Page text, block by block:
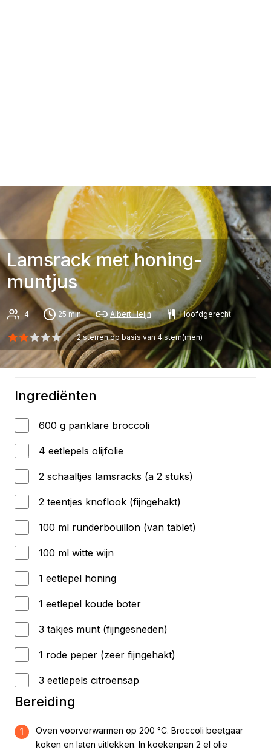
Lamsrack met honing-
muntjus
4 25 min Albert Heijn Hoofdgerecht
2sterren op basis van 4stem(men)
Ingrediënten
600 g panklare broccoli
4 eetlepels olijfolie
2 schaaltjes lamsracks (a 2 stuks)
2 teentjes knoflook (fijngehakt)
100 ml runderbouillon (van tablet)
100 ml witte wijn
1 eetlepel honing
1 eetlepel koude boter
3 takjes munt (fijngesneden)
1 rode peper (zeer fijngehakt)
3 eetlepels citroensap
Bereiding
1
Oven voorverwarmen op 200 °C. Broccoli beetgaar
koken en laten uitlekken. In koekenpan 2 el olie